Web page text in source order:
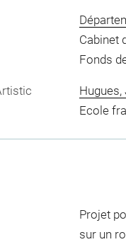
Cabinet
Fonds
Hugues,
Ecole
Projet
sur un